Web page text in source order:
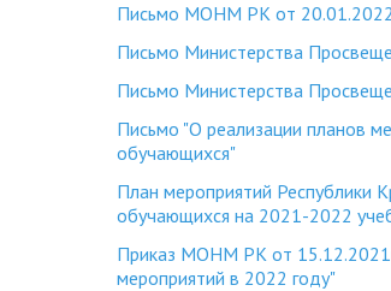
Письмо МОНМ РК от
Письмо Министерства
Письмо Министерства
Письмо "О реализации планов
обучающихся"
План мероприятий Республики
обучающихся на 2021-2022
Приказ МОНМ РК от
мероприятий в 2022 году"